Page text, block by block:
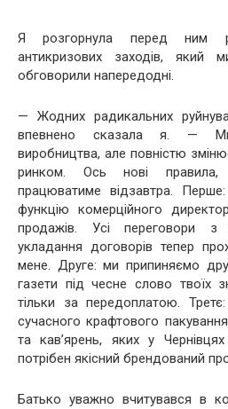
Я розгорнула перед ним
антикризових заходів, який
обговорили напередодні.
— Жодних радикальних
впевнено сказала я. — Ми
виробництва, але повністю
ринком. Ось нові
працюватиме відзавтра.
функцію комерційного
продажів. Усі переговори
укладання договорів тепер
мене. Друге: ми припиняємо
газети під чесне слово твоїх
тільки за передоплатою.
сучасного крафтового
та кав’ярень, яких у
потрібен якісний брендований
Батько уважно вчитувався в